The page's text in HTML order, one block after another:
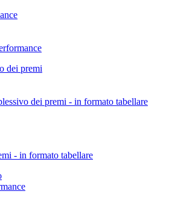
dei premi
dei premi - in formato tabellare
- in formato tabellare